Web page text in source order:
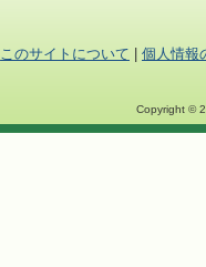
このサイトについて 個人情報
Copyright ©